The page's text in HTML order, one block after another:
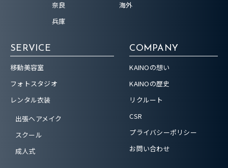
奈良
兵庫
海外
SERVICE
移動美容室
フォトスタジオ
レンタル衣装
出張ヘアメイク
スクール
成人式
COMPANY
KAINOの想い
KAINOの歴史
リクルート
CSR
プライバシーポリシー
お問い合わせ